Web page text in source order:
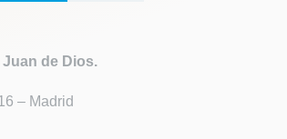
Juan de Dios.
– Madrid